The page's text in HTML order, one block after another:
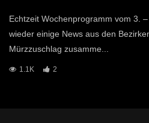
Echtzeit Wochenprogramm vom 3.
wieder einige News aus den
Mürzzuschlag zusamme...
1.1K 2